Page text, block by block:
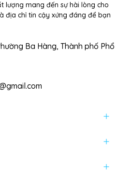
lượng mang đến sự hài lòng cho
địa chỉ tin cậy xứng đáng để bạn
Ba Hàng, Thành phố Phổ